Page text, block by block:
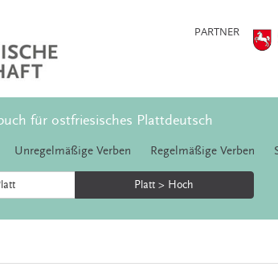
PARTNER
für ostfriesisches Plattdeutsch
Unregelmäßige Verben Regelmäßige Verben
Platt > Hoch